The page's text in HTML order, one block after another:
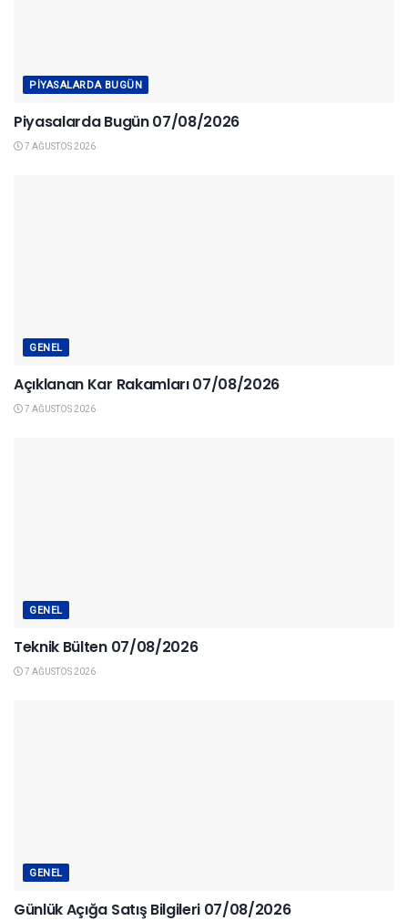
PIYASALARDA BUGÜN
Piyasalarda Bugün 07/08/2026
7 AĞUSTOS 2026
GENEL
Açıklanan Kar Rakamları 07/08/2026
7 AĞUSTOS 2026
GENEL
Teknik Bülten 07/08/2026
7 AĞUSTOS 2026
GENEL
Günlük Açığa Satış Bilgileri 07/08/2026